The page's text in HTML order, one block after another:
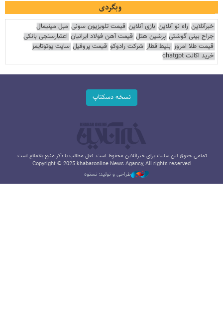
وبگردی
خبرآنلاین راه نو آنلاین بازی آنلاین قیمت تلویزیون سونی مبل مینیمال
جراح بینی گوشتی پرشین هتل قیمت آهن فولاد ایرانیان اعتبارسنجی بانکی
قیمت طلا امروز بلیط قطار شرکت رادوکو قیمت پروفیل سایت یوتوتایمز
خرید اکانت chatgpt
نسخه دسکتاپ
تمامی حقوق این سایت برای خبرآنلاین محفوظ است. نقل مطالب با ذکر منبع بلامانع است.
Copyright © 2025 khabaronline News Agancy, All rights reserved
طراحی و تولید: نستوه